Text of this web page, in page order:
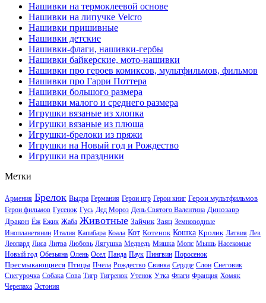
Нашивки на термоклеевой основе
Нашивки на липучке Velcro
Нашивки пришивные
Нашивки детские
Нашивки-флаги, нашивки-гербы
Нашивки байкерские, мото-нашивки
Нашивки про героев комиксов, мультфильмов, фильмов
Нашивки про Гарри Поттера
Нашивки большого размера
Нашивки малого и среднего размера
Игрушки вязаные из хлопка
Игрушки вязаные из плюша
Игрушки-брелоки из пряжи
Игрушки на Новый год и Рождество
Игрушки на праздники
Метки
Армения Брелок Выдра Германия Герои игр Герои книг Герои мультфильмов
Герои фильмов Гусенок Гусь Дед Мороз День Святого Валентина Динозавр
Дракон Ёж Ежик Жаба Животные Зайчик Заяц Земноводные
Инопланетянин Италия Капибара Коала Кот Котенок Кошка Кролик Латвия Лев
Леопард Лиса Литва Любовь Лягушка Медведь Мишка Мопс Мышь Насекомые
Новый год Обезьяна Олень Осел Панда Паук Пингвин Поросенок
Пресмыкающиеся Птицы Пчела Рождество Свинка Сердце Слон Снеговик
Снегурочка Собака Сова Тигр Тигренок Утенок Утка Флаги Франция Хомяк
Черепаха Эстония